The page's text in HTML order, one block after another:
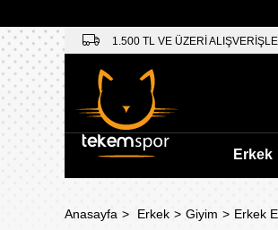
1.500 TL VE ÜZERİ
Erkek
Anasayfa Erkek Giyim Erkek